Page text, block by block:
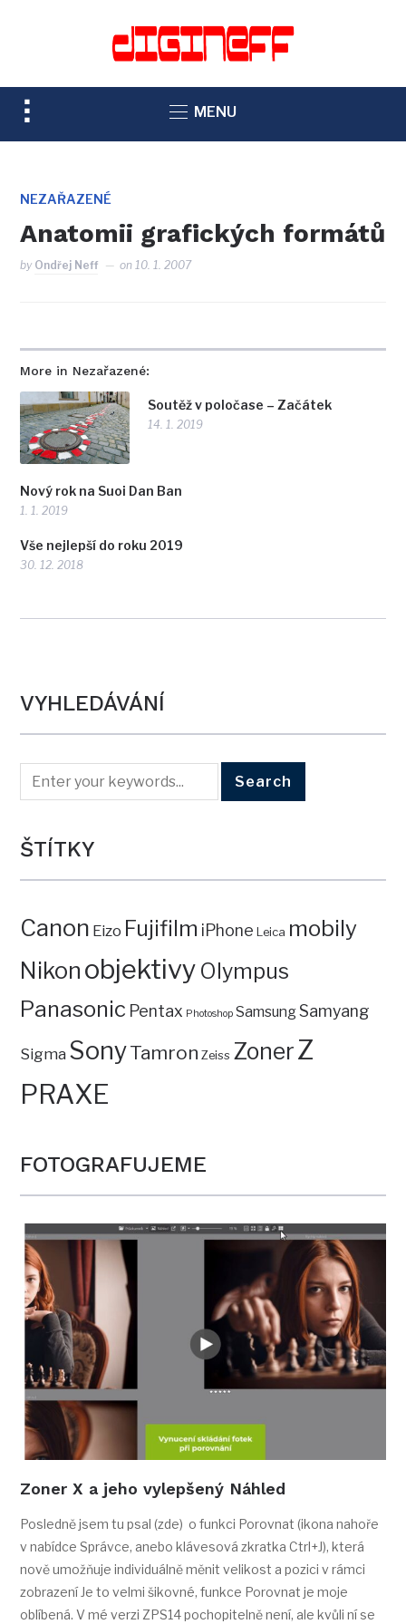
TOGGLE
SIDEBAR
NAVIGATION
MENU
NEZAŘAZENÉ
Anatomii grafických formátů
by Ondřej Neff on10. 1. 2007
More in Nezařazené:
Soutěž v poločase – Začátek
14. 1. 2019
Nový rok na Suoi Dan Ban
1. 1. 2019
Vše nejlepší do roku 2019
30. 12. 2018
VYHLEDÁVÁNÍ
ŠTÍTKY
Canon Eizo Fujifilm iPhone Leica mobily
Nikon objektivy Olympus
Panasonic Pentax Photoshop SamsungSamyang
Sigma SonyTamron Zeiss ZonerZ
PRAXE
FOTOGRAFUJEME
Zoner X a jeho vylepšený Náhled
Posledně jsem tu psal (zde) o funkci Porovnat (ikona nahoře
v nabídce Správce, anebo klávesová zkratka Ctrl+J), která
nově umožňuje individuálně měnit velikost a pozici v rámci
zobrazení Je to velmi šikovné, funkce Porovnat je moje
oblíbená. V mé verzi ZPS14 pochopitelně není, ale kvůli ní se